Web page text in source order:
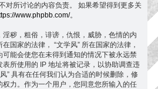
对所讨论的内容负责。 如果希望得到更多关
www.phpbb.com/。
秽，粗俗，诽谤，仇恨，威胁，色情的内
国家的法律， “文学风” 所在国家的法律，
能会使您在未得到通知的情况下被永远禁
所使用的 IP 地址将被记录，以协助调查违
” 具有在任何我们认为合适的时候删除，修
力。作为一个用户，您同意您所输入的任